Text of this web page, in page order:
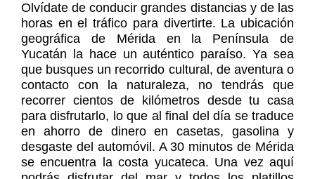
Olvídate de conducir grandes distancias y de las
horas en el tráfico para divertirte. La ubicación
geográfica de Mérida en la Península de
Yucatán la hace un auténtico paraíso. Ya sea
que busques un recorrido cultural, de aventura o
contacto con la naturaleza, no tendrás que
recorrer cientos de kilómetros desde tu casa
para disfrutarlo, lo que al final del día se traduce
en ahorro de dinero en casetas, gasolina y
desgaste del automóvil. A 30 minutos de Mérida
se encuentra la costa yucateca. Una vez aquí